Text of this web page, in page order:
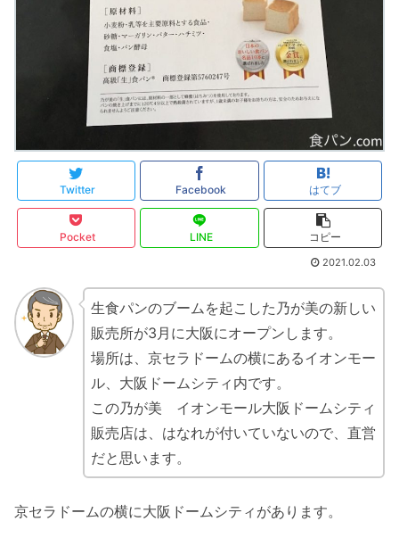
Twitter Facebook はてブ
Pocket LINE コピー
2021.02.03
生食パンのブームを起こした乃が美の新しい
販売所が3月に大阪にオープンします。
場所は、京セラドームの横にあるイオンモー
ル、大阪ドームシティ内です。
この乃が美 イオンモール大阪ドームシティ
販売店は、はなれが付いていないので、直営
だと思います。
京セラドームの横に大阪ドームシティがあります。